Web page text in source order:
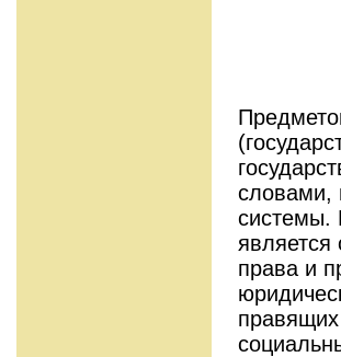
словами,
системы.
права и